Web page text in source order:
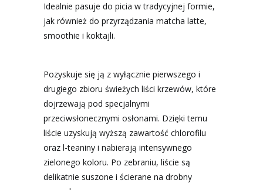
Idealnie pasuje do picia w tradycyjnej formie,
jak również do przyrządzania matcha latte,
smoothie i koktajli.
Pozyskuje się ją z wyłącznie pierwszego i
drugiego zbioru świeżych liści krzewów, które
dojrzewają pod specjalnymi
przeciwsłonecznymi osłonami. Dzięki temu
liście uzyskują wyższą zawartość chlorofilu
oraz l-teaniny i nabierają intensywnego
zielonego koloru. Po zebraniu, liście są
delikatnie suszone i ścierane na drobny